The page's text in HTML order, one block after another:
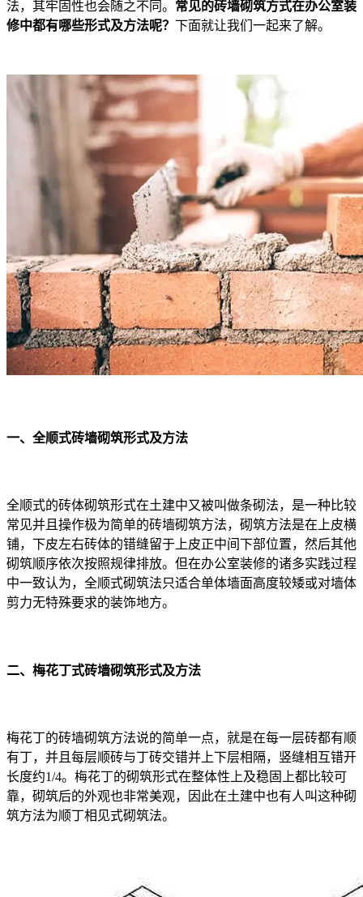
法，其牢固性也会随之不同。 常见的砖墙砌筑方式在办公室装
修中都有哪些形式及方法呢？ 下面就让我们一起来了解。
一、全顺式砖墙砌筑形式及方法
全顺式的砖体砌筑形式在土建中又被叫做条砌法，是一种比较
常见并且操作极为简单的砖墙砌筑方法，砌筑方法是在上皮横
铺，下皮左右砖体的错缝留于上皮正中间下部位置，然后其他
砌筑顺序依次按照规律排放。但在办公室装修的诸多实践过程
中一致认为，全顺式砌筑法只适合单体墙面高度较矮或对墙体
剪力无特殊要求的装饰地方。
二、梅花丁式砖墙砌筑形式及方法
梅花丁的砖墙砌筑方法说的简单一点，就是在每一层砖都有顺
有丁，并且每层顺砖与丁砖交错并上下层相隔，竖缝相互错开
长度约1/4。梅花丁的砌筑形式在整体性上及稳固上都比较可
靠，砌筑后的外观也非常美观，因此在土建中也有人叫这种砌
筑方法为顺丁相见式砌筑法。